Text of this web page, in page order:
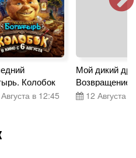
Колобок
в 12:45
Мой дикий
Возвращение
12 Августа